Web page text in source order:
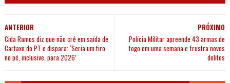
PRÓXIMO
Polícia Militar apreende 43 armas de
fogo em uma semana e frustra novos
delitos
ANTERIOR
Cida Ramos diz que não crê em saída de
Cartaxo do PT e dispara: ‘Seria um tiro
no pé, inclusive, para 2026’